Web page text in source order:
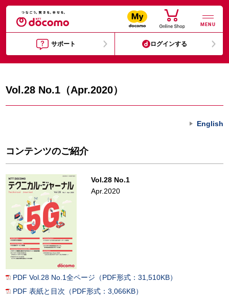
MENU
サポート ログインする
Vol.28 No.1（Apr.2020）
English
コンテンツのご紹介
Vol.28 No.1
Apr.2020
PDF Vol.28 No.1全ページ（PDF形式：31,510KB）
PDF 表紙と目次（PDF形式：3,066KB）